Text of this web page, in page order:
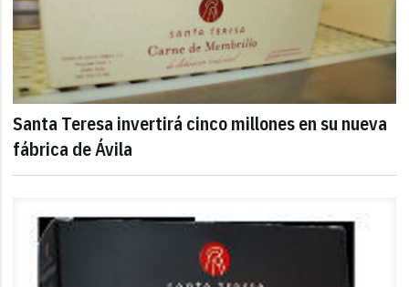
Santa Teresa invertirá cinco millones en su nueva
fábrica de Ávila